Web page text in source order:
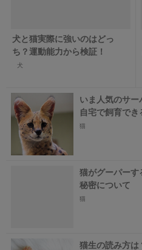
犬と猫実際に強いのはどっ
ち？運動能力から検証！
犬
いま人気のサ
自宅で飼育でき
猫
猫がグーパー
秘密について
猫
猫生の読み方